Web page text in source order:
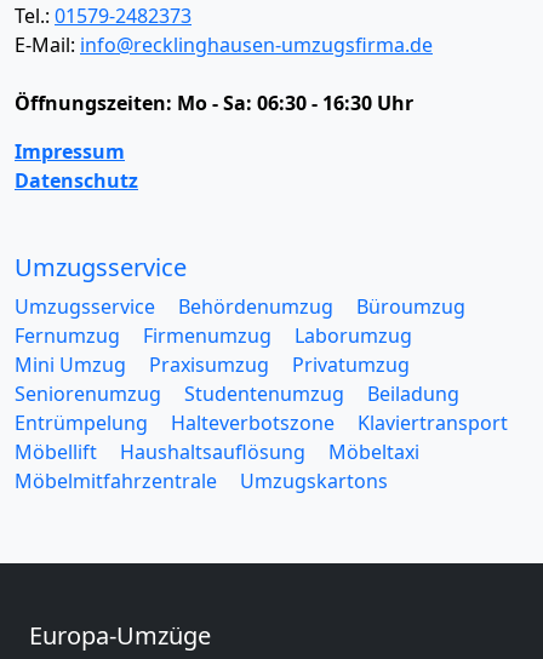
Tel.: 01579-2482373
E-Mail: info@recklinghausen-umzugsfirma.de
Öffnungszeiten: Mo - Sa: 06:30 - 16:30 Uhr
Impressum
Datenschutz
Umzugsservice
Umzugsservice Behördenumzug
Büroumzug
Fernumzug
Firmenumzug
Laborumzug
Mini Umzug
Praxisumzug
Privatumzug
Seniorenumzug
Studentenumzug
Beiladung
Entrümpelung
Halteverbotszone
Klaviertransport
Möbellift
Haushaltsauflösung
Möbeltaxi
Möbelmitfahrzentrale
Umzugskartons
Europa-Umzüge